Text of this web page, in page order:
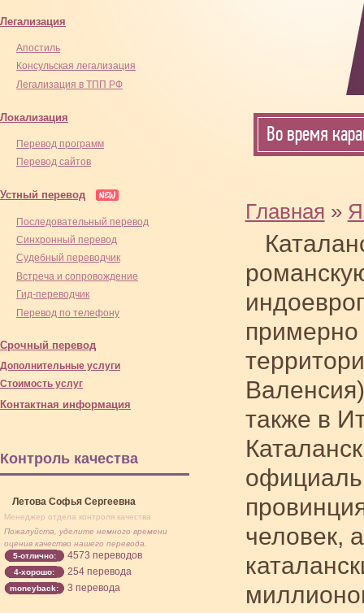
Легализация
Апостиль
Консульская легализация
Легализация в ТПП РФ
Локализация
Перевод программ
Перевод сайтов
Устный перевод
Последовательный перевод
Синхронный перевод
Cудебный переводчик
Встреча и сопровождение
Гид-переводчик
Перевод по телефону
Срочный перевод
Дополнительные услуги
Стоимость услуг
Контактная информация
Контроль качества
Летова Софья Сергеевна
Менеджер отдела контроля качества
Пожалуйста, уделите немного времени
оценив качество нашего перевода.
5-отлично:
4573 переводов
4-хорошо: 254 перевода
moneyback: 3 перевода
Во время
Главная »
также в
человек,